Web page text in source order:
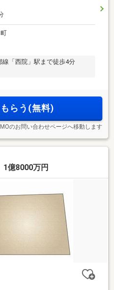
線「西院」駅まで徒歩4分
らう(無料)
のお問い合わせページへ移動します
1億8000万円